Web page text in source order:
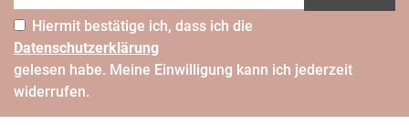
Hiermit bestätige ich, dass ich die
Daten­schutz­erklärung
gelesen habe. Meine Einwilligung kann ich jederzeit
widerrufen.